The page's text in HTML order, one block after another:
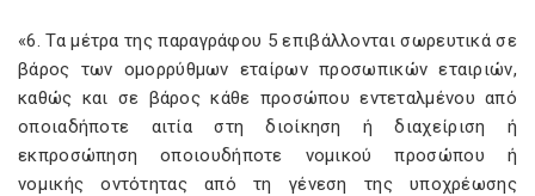
«6. Τα μέτρα της παραγράφου 5 επιβάλλονται σωρευτικά σε
βάρος των ομορρύθμων εταίρων προσωπικών εταιριών,
καθώς και σε βάρος κάθε προσώπου εντεταλμένου από
οποιαδήποτε αιτία στη διοίκηση ή διαχείριση ή
εκπροσώπηση οποιουδήποτε νομικού προσώπου ή
νομικής οντότητας από τη γένεση της υποχρέωσης